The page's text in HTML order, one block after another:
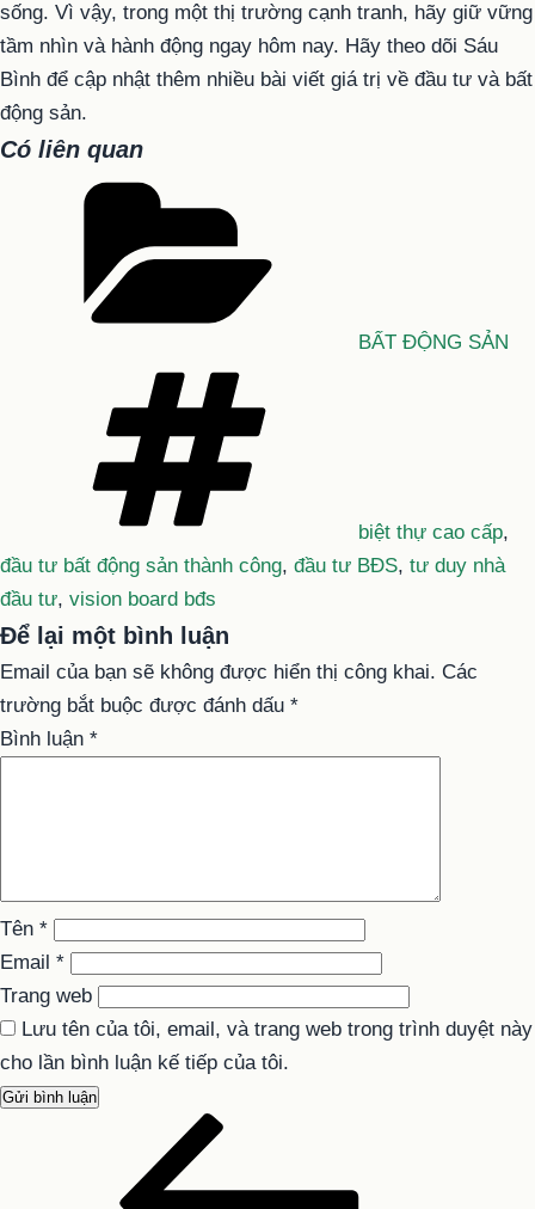
sống. Vì vậy, trong một thị trường cạnh tranh, hãy giữ vững
tầm nhìn và hành động ngay hôm nay. Hãy theo dõi Sáu
Bình để cập nhật thêm nhiều bài viết giá trị về đầu tư và bất
động sản.
Có liên quan
BẤT ĐỘNG SẢN
biệt thự cao cấp,
đầu tư bất động sản thành công, đầu tư BĐS, tư duy nhà
đầu tư, vision board bđs
Để lại một bình luận
Email của bạn sẽ không được hiển thị công khai. Các
trường bắt buộc được đánh dấu *
Bình luận *
Tên *
Email *
Trang web
Lưu tên của tôi, email, và trang web trong trình duyệt này
cho lần bình luận kế tiếp của tôi.